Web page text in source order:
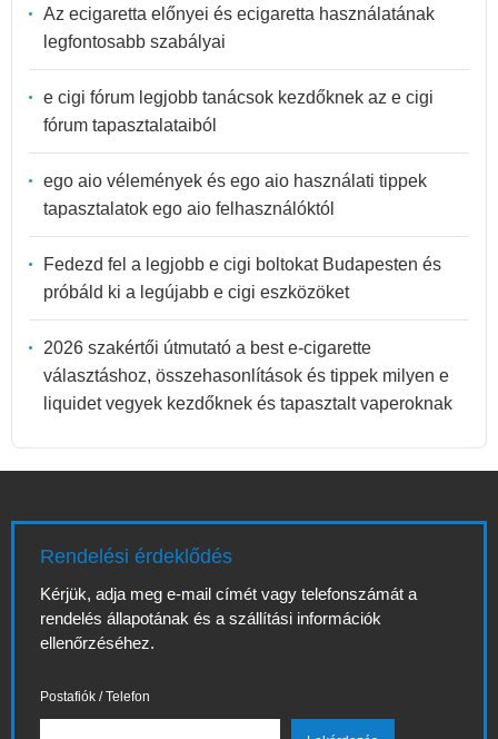
Az ecigaretta előnyei és ecigaretta használatának
legfontosabb szabályai
e cigi fórum legjobb tanácsok kezdőknek az e cigi
fórum tapasztalataiból
ego aio vélemények és ego aio használati tippek
tapasztalatok ego aio felhasználóktól
Fedezd fel a legjobb e cigi boltokat Budapesten és
próbáld ki a legújabb e cigi eszközöket
2026 szakértői útmutató a best e-cigarette
választáshoz, összehasonlítások és tippek milyen e
liquidet vegyek kezdőknek és tapasztalt vaperoknak
Rendelési érdeklődés
Kérjük, adja meg e-mail címét vagy telefonszámát a
rendelés állapotának és a szállítási információk
ellenőrzéséhez.
Postafiók / Telefon